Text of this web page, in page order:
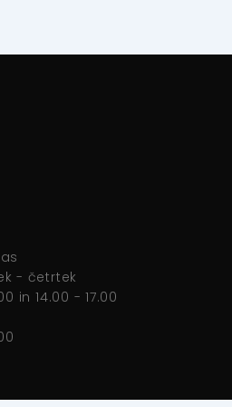
- četrtek
in 14.00 - 17.00